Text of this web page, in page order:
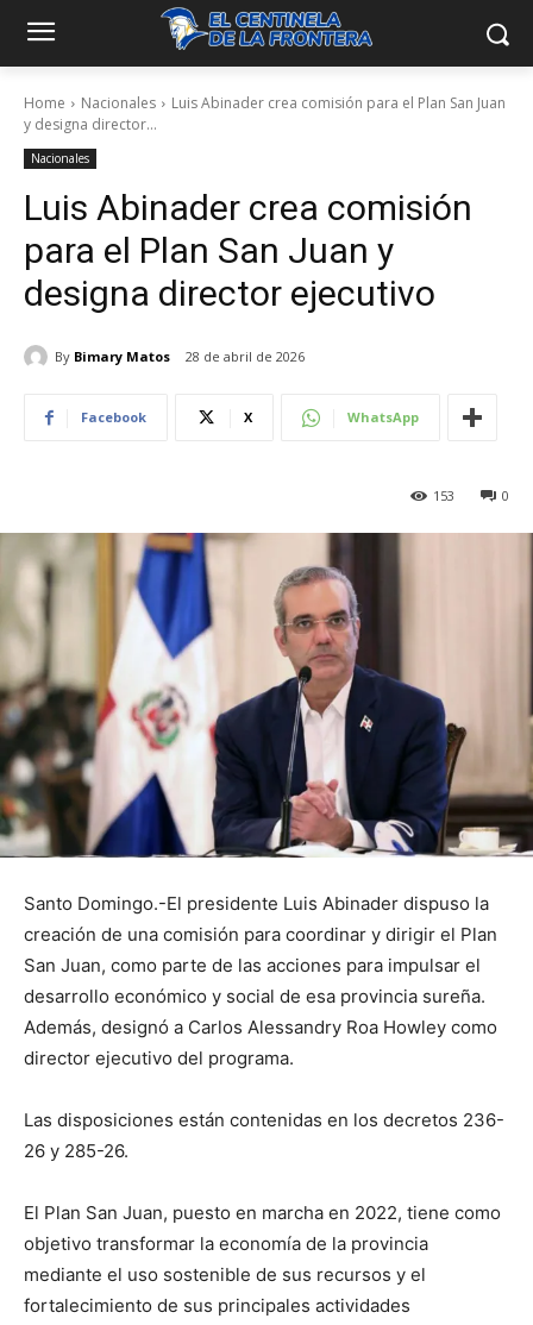
Home Nacionales
Luis Abinader crea comisión para el Plan San Juan
y designa director...
Nacionales
Luis Abinader crea comisión
para el Plan San Juan y
designa director ejecutivo
By Bimary Matos 28 de abril de 2026
Facebook X WhatsApp
0
153
Santo Domingo.-El presidente Luis Abinader dispuso la
creación de una comisión para coordinar y dirigir el Plan
San Juan, como parte de las acciones para impulsar el
desarrollo económico y social de esa provincia sureña.
Además, designó a Carlos Alessandry Roa Howley como
director ejecutivo del programa.
Las disposiciones están contenidas en los decretos 236-
26 y 285-26.
El Plan San Juan, puesto en marcha en 2022, tiene como
objetivo transformar la economía de la provincia
mediante el uso sostenible de sus recursos y el
fortalecimiento de sus principales actividades